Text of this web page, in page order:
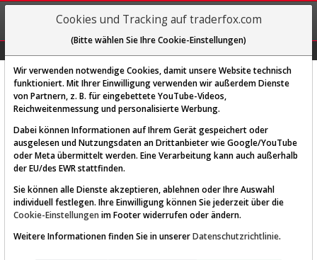
REGIS-
TRIEREN
Diese Funktion ist nur für
AKTIEN-TERMINAL
Cookies und Tracking auf traderfox.com
(Bitte wählen Sie Ihre Cookie-Einstellungen)
Wir verwenden notwendige Cookies, damit unsere Website technisch
funktioniert. Mit Ihrer Einwilligung verwenden wir außerdem Dienste
von Partnern, z. B. für eingebettete YouTube-Videos,
Reichweitenmessung und personalisierte Werbung.
Dabei können Informationen auf Ihrem Gerät gespeichert oder
ausgelesen und Nutzungsdaten an Drittanbieter wie Google/YouTube
oder Meta übermittelt werden. Eine Verarbeitung kann auch außerhalb
der EU/des EWR stattfinden.
Sie können alle Dienste akzeptieren, ablehnen oder Ihre Auswahl
individuell festlegen. Ihre Einwilligung können Sie jederzeit über die
Cookie-Einstellungen im Footer widerrufen oder ändern.
Weitere Informationen finden Sie in unsererDatenschutzrichtlinie.